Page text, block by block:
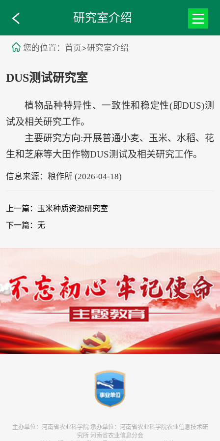
研究室介绍
您的位置：首页>研究室介绍
DUS测试研究室
植物品种特异性、一致性和稳定性(即DUS)测
试及相关研究工作。
主要研究方向:开展普通小麦、玉米、水稻、花
生和芝麻等大田作物DUS测试及相关研究工作。
信息来源：粮作所 (2026-04-18)
上一篇：玉米种质资源研究室
下一篇：无
主办单位：河南省农业科学院 承办单位：河南省农业科学院农业信息技术研
究所 河南省农业信息分会